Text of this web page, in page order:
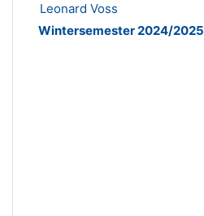
Leonard Voss
Wintersemester 2024/2025